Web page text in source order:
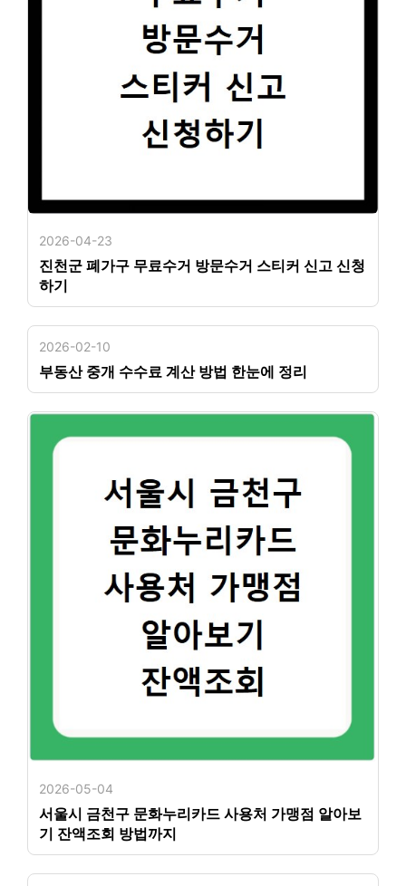
2026-04-23
진천군 폐가구 무료수거 방문수거 스티커 신고 신청
하기
2026-02-10
부동산 중개 수수료 계산 방법 한눈에 정리
2026-05-04
서울시 금천구 문화누리카드 사용처 가맹점 알아보
기 잔액조회 방법까지